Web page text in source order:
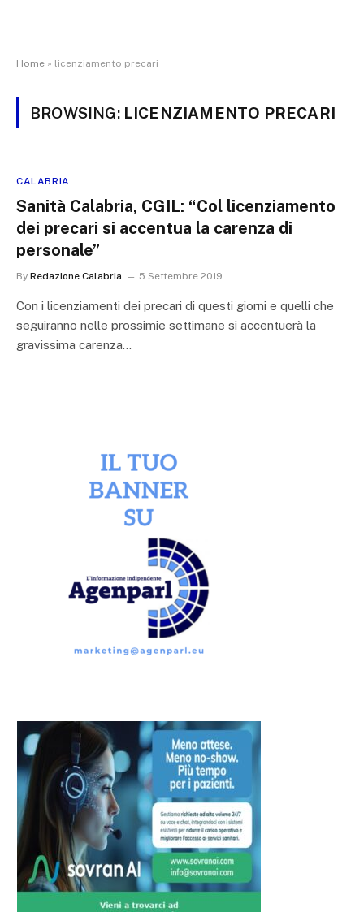
Home » licenziamento precari
BROWSING: LICENZIAMENTO PRECARI
CALABRIA
Sanità Calabria, CGIL: “Col licenziamento
dei precari si accentua la carenza di
personale”
By Redazione Calabria 5 Settembre 2019
Con i licenziamenti dei precari di questi giorni e quelli che
seguiranno nelle prossimie settimane si accentuerà la
gravissima carenza…